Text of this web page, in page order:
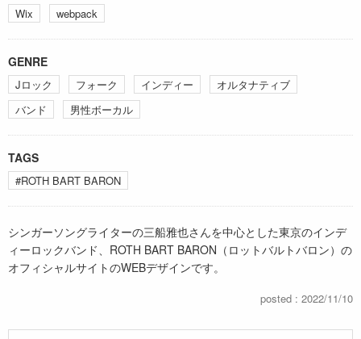
Wix webpack
GENRE
Jロック フォーク インディー
オルタナティブ
バンド
男性ボーカル
TAGS
#ROTH BART BARON
シンガーソングライターの三船雅也さんを中心とした東京のインデ
ィーロックバンド、ROTH BART BARON（ロットバルトバロン）の
オフィシャルサイトのWEBデザインです。
posted : 2022/11/10